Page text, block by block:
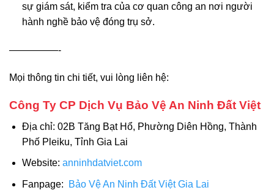
sự giám sát, kiểm tra của cơ quan công an nơi người
hành nghề bảo vệ đóng trụ sở.
—————-
Mọi thông tin chi tiết, vui lòng liên hệ:
Công Ty CP Dịch Vụ Bảo Vệ An Ninh Đất Việt
Địa chỉ: 02B Tăng Bạt Hổ, Phường Diên Hồng, Thành
Phố Pleiku, Tỉnh Gia Lai
Website: anninhdatviet.com
Fanpage: Bảo Vệ An Ninh Đất Việt Gia Lai